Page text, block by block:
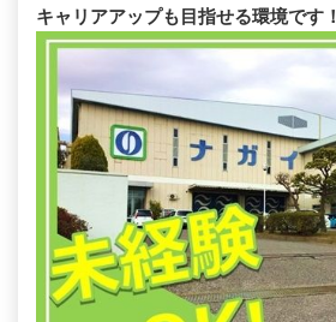
キャリアアップも目指せる環境です！